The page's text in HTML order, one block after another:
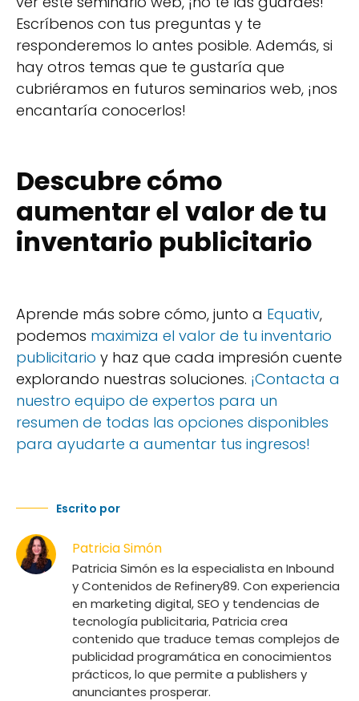
Escríbenos con tus preguntas y te
responderemos lo antes posible. Además, si
hay otros temas que te gustaría que
cubriéramos en futuros seminarios web, ¡nos
encantaría conocerlos!
Descubre cómo
aumentar el valor de tu
inventario publicitario
Aprende más sobre cómo, junto a Equativ,
podemos maximiza el valor de tu inventario
publicitario y haz que cada impresión cuente
explorando nuestras soluciones. ¡Contacta a
nuestro equipo de expertos para un
resumen de todas las opciones disponibles
para ayudarte a aumentar tus ingresos!
Escrito por
Patricia Simón
Patricia Simón es la especialista en Inbound
y Contenidos de Refinery89. Con experiencia
en marketing digital, SEO y tendencias de
tecnología publicitaria, Patricia crea
contenido que traduce temas complejos de
publicidad programática en conocimientos
prácticos, lo que permite a publishers y
anunciantes prosperar.